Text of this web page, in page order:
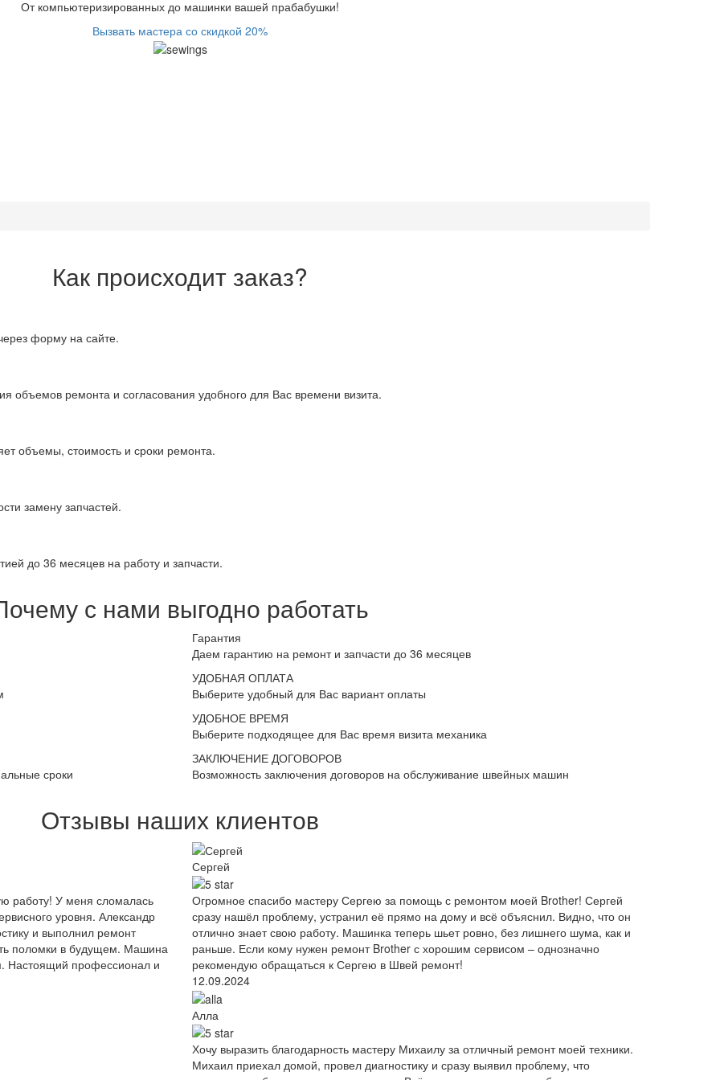
От компьютеризированных до машинки вашей прабабушки!
Вызвать мастера со скидкой 20%
Как происходит заказ?
форму на сайте.
объемов ремонта и согласования удобного для Вас времени визита.
объемы, стоимость и сроки ремонта.
замену запчастей.
до 36 месяцев на работу и запчасти.
с нами выгодно работать
Гарантия
Даем гарантию на ремонт и запчасти до 36 месяцев
УДОБНАЯ ОПЛАТА
Выберите удобный для Вас вариант оплаты
УДОБНОЕ ВРЕМЯ
Выберите подходящее для Вас время визита механика
сроки
ЗАКЛЮЧЕНИЕ ДОГОВОРОВ
Возможность заключения договоров на обслуживание швейных машин
Отзывы наших клиентов
работу! У меня сломалась
уровня. Александр
и выполнил ремонт
поломки в будущем. Машина
Настоящий профессионал и
Сергей
Огромное спасибо мастеру Сергею за помощь с ремонтом моей Brother! Сергей
сразу нашёл проблему, устранил её прямо на дому и всё объяснил. Видно, что он
отлично знает свою работу. Машинка теперь шьет ровно, без лишнего шума, как и
раньше. Если кому нужен ремонт Brother с хорошим сервисом – однозначно
рекомендую обращаться к Сергею в Швей ремонт!
12.09.2024
Алла
Хочу выразить благодарность мастеру Михаилу за отличный ремонт моей техники.
Михаил приехал домой, провел диагностику и сразу выявил проблему, что